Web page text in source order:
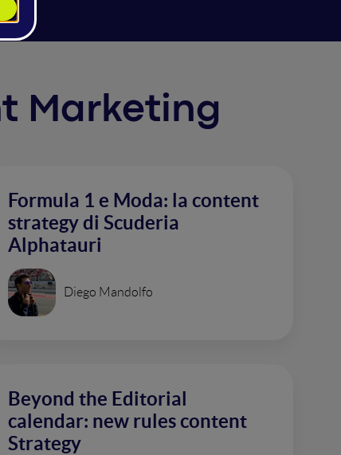
Marketing
Formula 1 e Moda: la content
strategy di Scuderia
Alphatauri
Diego Mandolfo
Beyond the Editorial
calendar: new rules content
Strategy